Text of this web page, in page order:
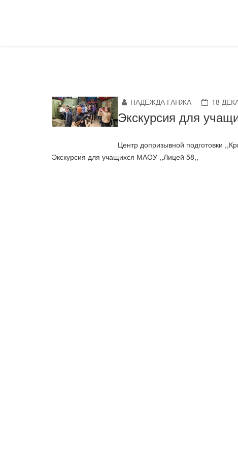
НАДЕЖДА ГАНЖА 18
Экскурсия для
Центр допризывной подготовки
Экскурсия для учащихся МАОУ ,,Лицей 58,,